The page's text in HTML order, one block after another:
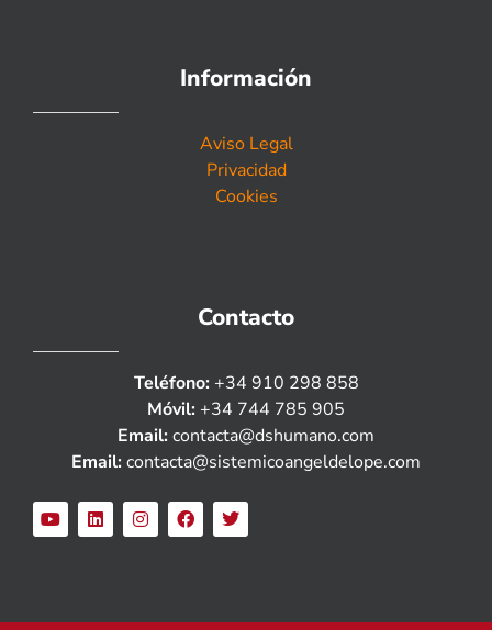
Información
Aviso Legal
Privacidad
Cookies
Contacto
Teléfono: +34 910 298 858
Móvil: +34 744 785 905
Email: contacta@dshumano.com
Email: contacta@sistemicoangeldelope.com